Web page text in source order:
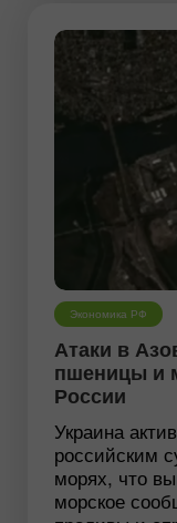
Экономика РФ
Атаки в
пшеницы и
России
Украина
российским
морях, что
морское